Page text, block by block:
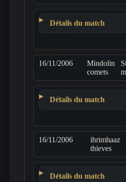
Détails du match
16/11/2006
Mindolin
comets
Détails du match
16/11/2006
ihrimhaaz
thieves
Détails du match